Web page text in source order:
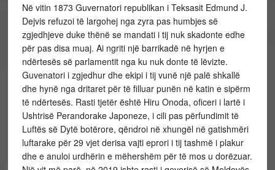
Në vitin 1873 Guvernatori republikan i Teksasit Edmund J.
Dejvis refuzoi të largohej nga zyra pas humbjes së
zgjedhjeve duke thënë se mandati i tij nuk skadonte edhe
për pas disa muaj. Ai ngriti një barrikadë në hyrjen e
ndërtesës së parlamentit nga ku nuk donte të lëvizte.
Guvenatori i zgjedhur dhe ekipi i tij vunë një palë shkallë
dhe hynë nga dritaret për të filluar punën në katin e sipërm
të ndërtesës. Rasti tjetër është Hiru Onoda, oficeri i lartë i
Ushtrisë Perandorake Japoneze, i cili pas përfundimit të
Luftës së Dytë botërore, qëndroi në xhungël në gatishmëri
luftarake për 29 vjet derisa vajti eprori i tij tashmë i plakur
dhe e anuloi urdhërin e mëhershëm për të mos u dorëzuar.